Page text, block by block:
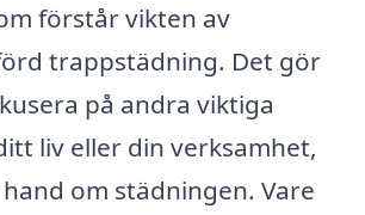
förstår vikten av
trappstädning. Det gör
på andra viktiga
liv eller din verksamhet,
om städningen. Vare